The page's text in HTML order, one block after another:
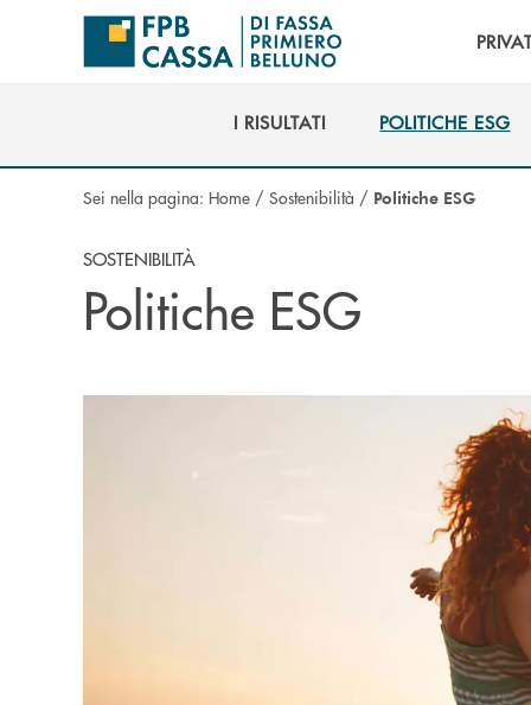
Salta al contenuto principale
I RISULTATI
POLITICHE ESG
Sei nella pagina: Home / Sostenibilità / Politiche ESG
SOSTENIBILITÀ
Politiche ESG